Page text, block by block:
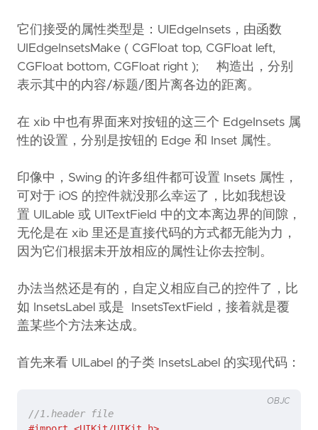
它们接受的属性类型是：UIEdgeInsets，由函数
UIEdgeInsetsMake ( CGFloat top, CGFloat left,
CGFloat bottom, CGFloat right ); 构造出，分别
表示其中的内容/标题/图片离各边的距离。
在 xib 中也有界面来对按钮的这三个 EdgeInsets 属
性的设置，分别是按钮的 Edge 和 Inset 属性。
印像中，Swing 的许多组件都可设置 Insets 属性，
可对于 iOS 的控件就没那么幸运了，比如我想设
置 UILable 或 UITextField 中的文本离边界的间隙，
无伦是在 xib 里还是直接代码的方式都无能为力，
因为它们根据未开放相应的属性让你去控制。
办法当然还是有的，自定义相应自己的控件了，比
如 InsetsLabel 或是 InsetsTextField，接着就是覆
盖某些个方法来达成。
首先来看 UILabel 的子类 InsetsLabel 的实现代码：
OBJC